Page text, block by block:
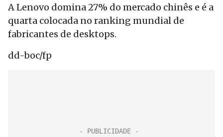
A Lenovo domina 27% do mercado chinês e é a
quarta colocada no ranking mundial de
fabricantes de desktops.
dd-boc/fp